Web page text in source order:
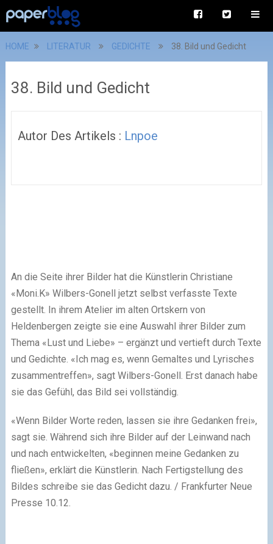
HOME LITERATUR GEDICHTE 38. Bild und Gedicht
38. Bild und Gedicht
Autor Des Artikels : Lnpoe
An die Seite ihrer Bilder hat die Künstlerin Christiane
«Moni.K» Wilbers-Gonell jetzt selbst verfasste Texte
gestellt. In ihrem Atelier im alten Ortskern von
Heldenbergen zeigte sie eine Auswahl ihrer Bilder zum
Thema «Lust und Liebe» – ergänzt und vertieft durch Texte
und Gedichte. «Ich mag es, wenn Gemaltes und Lyrisches
zusammentreffen», sagt Wilbers-Gonell. Erst danach habe
sie das Gefühl, das Bild sei vollständig.
«Wenn Bilder Worte reden, lassen sie ihre Gedanken frei»,
sagt sie. Während sich ihre Bilder auf der Leinwand nach
und nach entwickelten, «beginnen meine Gedanken zu
fließen», erklärt die Künstlerin. Nach Fertigstellung des
Bildes schreibe sie das Gedicht dazu. / Frankfurter Neue
Presse 10.12.